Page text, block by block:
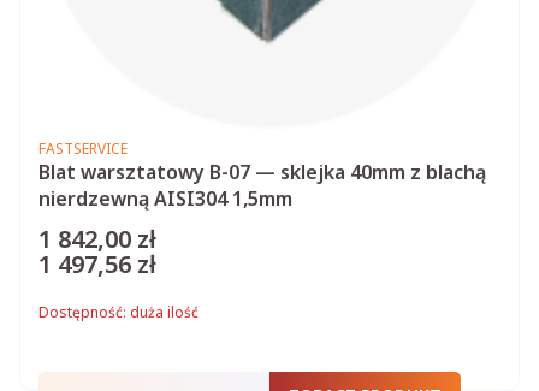
Blat warsztatowy B-07 — sklejka 40mm z blachą
nierdzewną AISI304 1,5mm
PRODUCENT
FASTSERVICE
Cena
1 842,00 zł
Cena
1 497,56 zł
Dostępność: duża ilość